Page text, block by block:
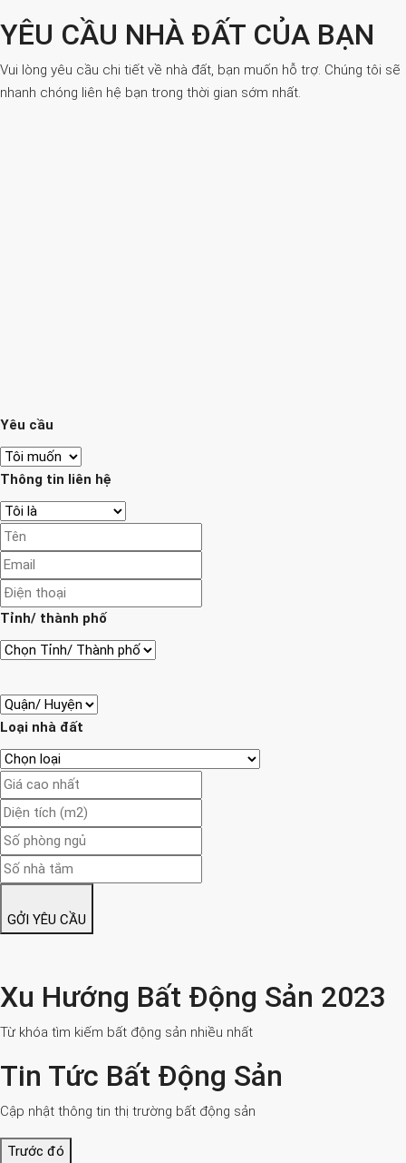
YÊU CẦU NHÀ ĐẤT CỦA BẠN
Vui lòng yêu cầu chi tiết về nhà đất, bạn muốn hỗ trợ. Chúng tôi sẽ
nhanh chóng liên hệ bạn trong thời gian sớm nhất.
Yêu cầu
Thông tin liên hệ
Tỉnh/ thành phố
Loại nhà đất
GỞI YÊU CẦU
Xu Hướng Bất Động Sản 2023
Từ khóa tìm kiếm bất động sản nhiều nhất
Tin Tức Bất Động Sản
Cập nhật thông tin thị trường bất động sản
Trước đó